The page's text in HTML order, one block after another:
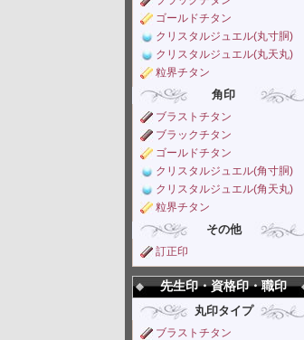
ゴールドチタン
クリスタルジュエル(丸寸胴)
クリスタルジュエル(丸天丸)
粒界チタン
角印
ブラストチタン
ブラックチタン
ゴールドチタン
クリスタルジュエル(角寸胴)
クリスタルジュエル(角天丸)
粒界チタン
その他
訂正印
先生印・資格印・職印
丸印タイプ
ブラストチタン